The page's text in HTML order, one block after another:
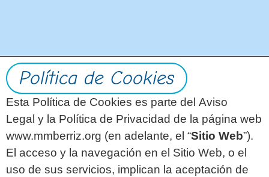
Política de Cookies
Esta Política de Cookies es parte del Aviso
Legal y la Política de Privacidad de la página web
www.mmberriz.org (en adelante, el “Sitio Web”).
El acceso y la navegación en el Sitio Web, o el
uso de sus servicios, implican la aceptación de